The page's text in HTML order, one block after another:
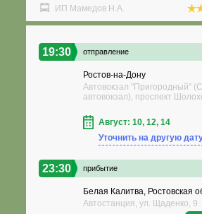
ИП Мамедов Н.А.
19:30 отправление
Ростов-на-Дону
Автовокзал "Пригородный"
автовокзал), проспект
Август: 10, 12, 14
Уточнить на другую
23:30 прибытие
Белая Калитва, Ростовская
Автостанция, ул. Щаденко, 9